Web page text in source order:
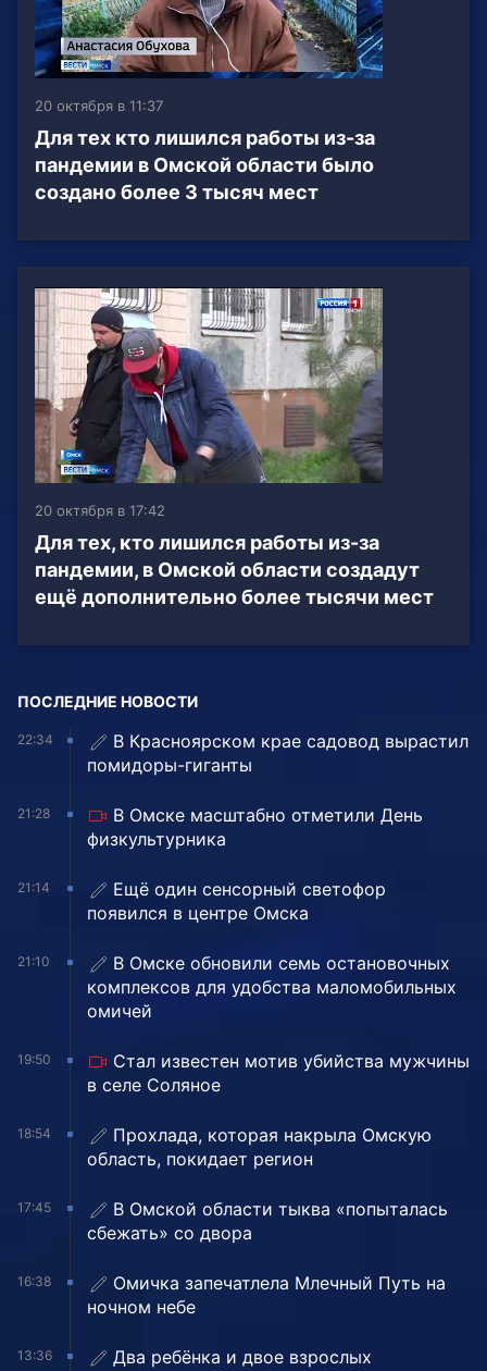
20 октября в 11:37
Для тех кто лишился работы из-за
пандемии в Омской области было
создано более 3 тысяч мест
20 октября в 17:42
Для тех, кто лишился работы из-за
пандемии, в Омской области создадут
ещё дополнительно более тысячи мест
ПОСЛЕДНИЕ НОВОСТИ
22:34
В Красноярском крае садовод вырастил
помидоры-гиганты
21:28
В Омске масштабно отметили День
физкультурника
21:14
Ещё один сенсорный светофор
появился в центре Омска
21:10
В Омске обновили семь остановочных
комплексов для удобства маломобильных
омичей
19:50
Стал известен мотив убийства мужчины
в селе Соляное
18:54
Прохлада, которая накрыла Омскую
область, покидает регион
17:45
В Омской области тыква «попыталась
сбежать» со двора
16:38
Омичка запечатлела Млечный Путь на
ночном небе
13:36
Два ребёнка и двое взрослых